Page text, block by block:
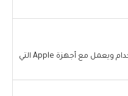
Apple Pay - سهل الاستخدام ويعمل مع أجهزة Apple التي